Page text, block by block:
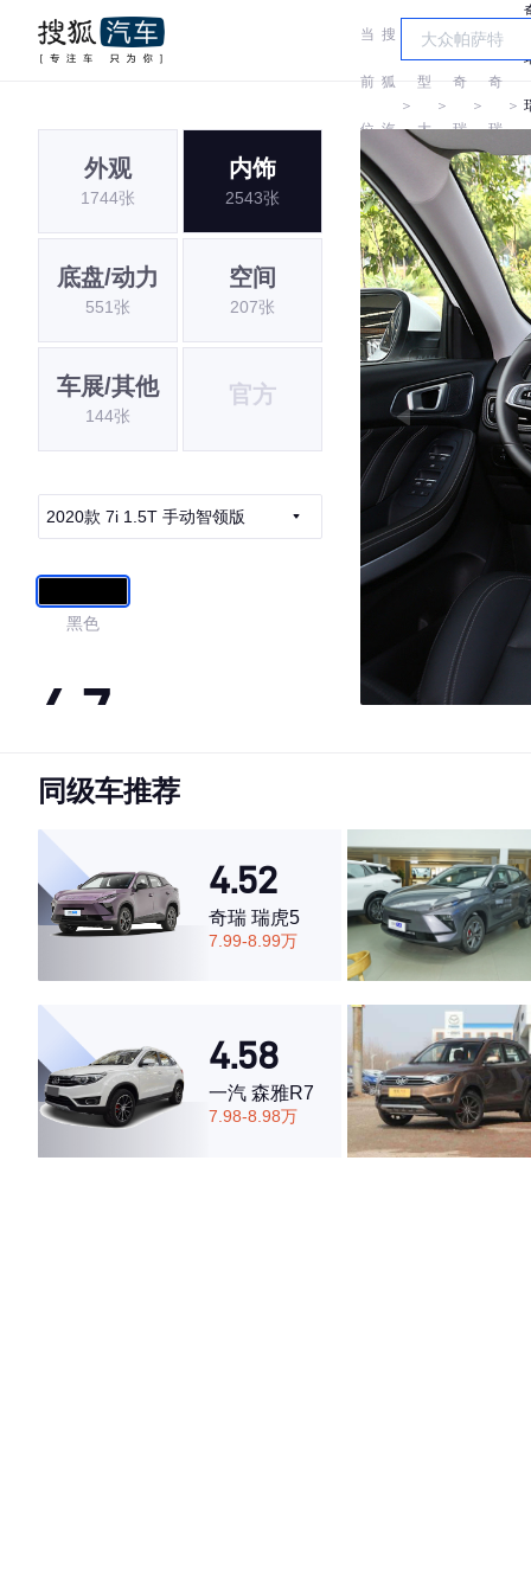
当
前
位
置:
搜
狐
汽
车
＞
车
型
大
＞
奇
瑞
＞
奇
瑞
＞
7
外观
1744张
内饰
2543张
底盘/动力
551张
空间
207张
车展/其他
144张
官方
2020款 7i 1.5T 手动智领版
黑色
4.7
·外观表现较为优秀，优于50%同级车
·空间表现一般，低于57%同级车
同级车推荐
4.52
奇瑞 瑞虎5
7.99-8.99万
4.58
一汽 森雅R7
7.98-8.98万